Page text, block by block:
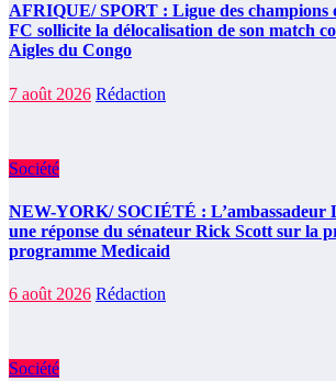
AFRIQUE/ SPORT : Ligue des champions
FC sollicite la délocalisation de son match
Aigles du Congo
7 août 2026 Rédaction
Société
NEW-YORK/ SOCIÉTÉ : L’ambassadeur
une réponse du sénateur Rick Scott sur la
programme Medicaid
6 août 2026 Rédaction
Société